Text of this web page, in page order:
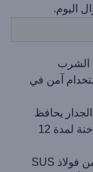
اليوم.
الشرب
آمن في
يحافظ
على المشروبات باردة لمدة 24 ساعة أو ساخنة لمدة 12
مصنوع من فولاذ SUS